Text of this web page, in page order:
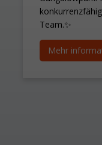
Team.✨
Mehr